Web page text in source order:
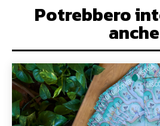
Potrebbero
anche